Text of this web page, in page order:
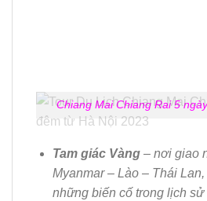
Chiang Mai Chiang Rai 5
Tam giác Vàng– nơi giao
Myanmar – Lào – Thái
những biến cố trong lịch sử